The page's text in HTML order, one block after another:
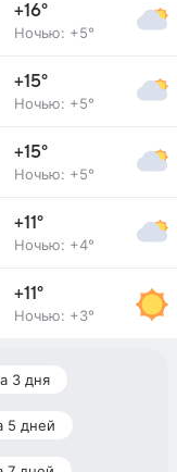
+16°
Ночью: +5°
+15°
Ночью: +5°
+15°
Ночью: +5°
+11°
Ночью: +4°
+11°
Ночью: +3°
3 дня
5 дней